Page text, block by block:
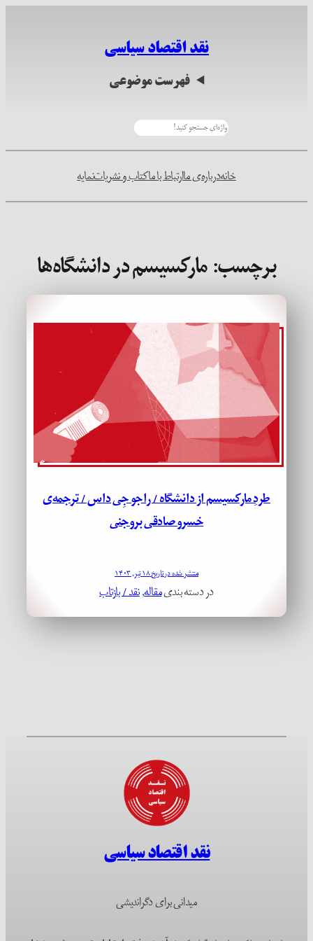
نقد اقتصاد سیاسی
فهرست موضوعی
خانهدرباره‌ی ماارتباط با ماکتاب و نشریاتنمایه
برچسب:مارکسیسم در دانشگاه‌ها
طردِ مارکسیسم از دانشگاه / راجو جِی داس / ترجمه‌ی
خسرو صادقی بروجنی
منتشر شده در تاریخ ۱۸ تیر, ۱۴۰۳
در دسته بندیمقاله, نقد / بازتاب
نقد اقتصاد سیاسی
میدانی برای دگراندیشی